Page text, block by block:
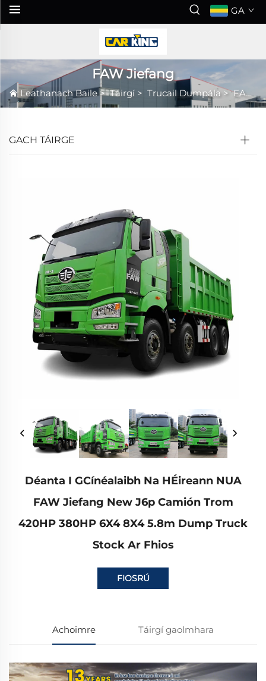
GA
FAW Jiefang
Leathanach Baile>Táirgí > Trucail Dumpála>FAW Jiefang
GACH TÁIRGE
Déanta I GCínéalaibh Na HÉireann NUA
FAW Jiefang New J6p Camión Trom
420HP 380HP 6X4 8X4 5.8m Dump Truck
Stock Ar Fhios
FIOSRÚ
Achoimre Táirgí gaolmhara